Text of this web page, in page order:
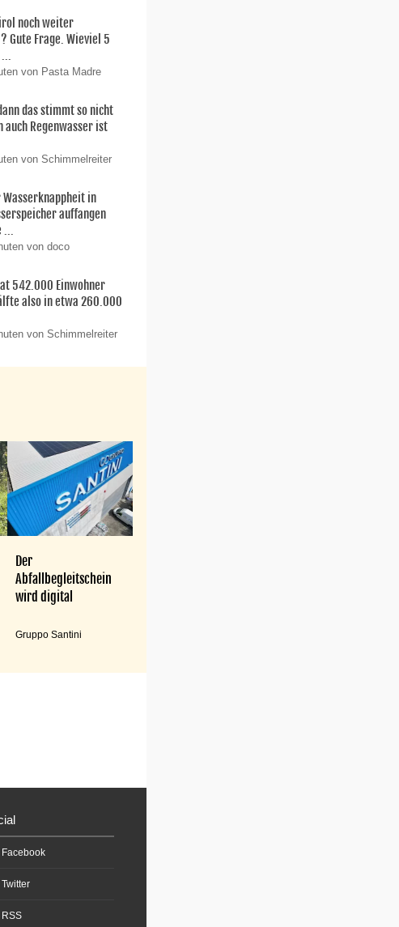
noch weiter
Gute Frage. Wieviel 5
von Pasta Madre
das stimmt so nicht
auch Regenwasser ist
von Schimmelreiter
Wasserknappheit in
auffangen
...
von doco
542.000 Einwohner
also in etwa 260.000
von Schimmelreiter
Der
Abfallbegleitschein
wird digital
Gruppo Santini
Facebook
Twitter
RSS